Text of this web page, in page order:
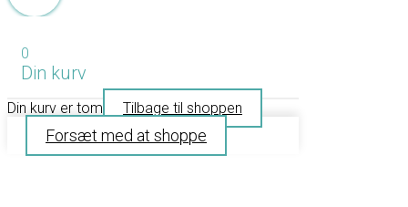
0
Din kurv
Din kurv er tom Tilbage til shoppen
Forsæt med at shoppe